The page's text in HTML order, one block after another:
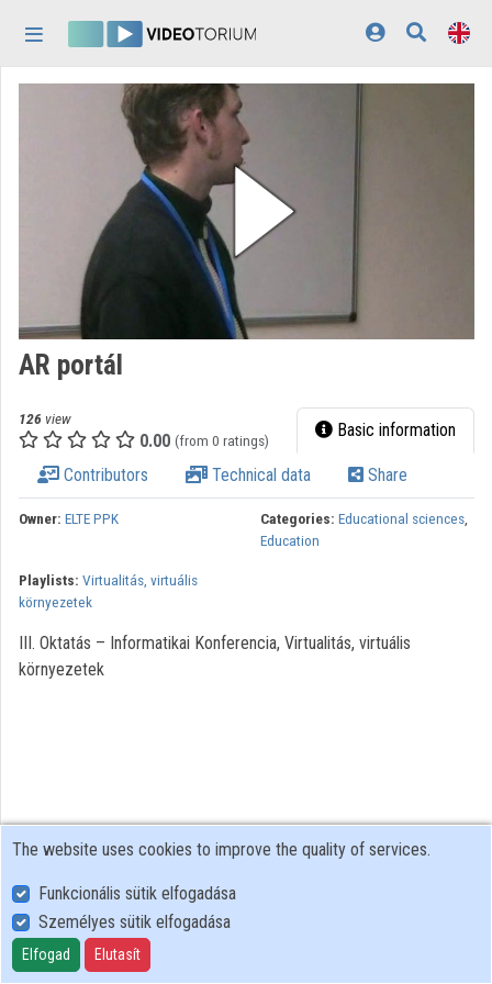
Categories
Playlists
Organizations
Contributors
Appearance:
AR portál
126 view
0.00 (from 0 ratings) Basic information
Contributors Technical data Share
Owner: ELTE PPK Categories: Educational sciences,
Education
Playlists: Virtualitás, virtuális
környezetek
III. Oktatás – Informatikai Konferencia, Virtualitás, virtuális
környezetek
User Policy
Adatkezelési tájékoztató (en)
Cookie Policy
The website uses cookies to improve the quality of services.
Funkcionális sütik elfogadása
Személyes sütik elfogadása
Elfogad Elutasít